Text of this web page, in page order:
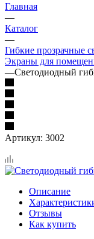
Главная
—
Каталог
—
Гибкие прозрачные
Экраны для
—Cветодиодный
Артикул: 3002
Описание
Отзывы
Как купить